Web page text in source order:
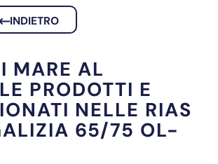
INDIETRO
MARE AL
PRODOTTI E
NELLE RIAS
65/75 OL-